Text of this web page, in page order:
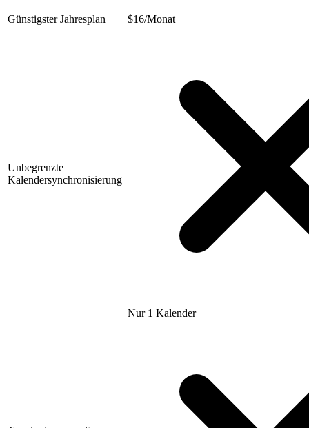
Günstigster Jahresplan $16/Monat
Unbegrenzte
Kalendersynchronisierung
Nur 1 Kalender